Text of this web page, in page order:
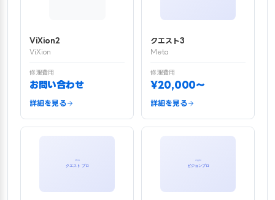
ViXion2
ViXion
修理費用
お問い合わせ
詳細を見る
クエスト3
Meta
修理費用
¥20,000〜
詳細を見る